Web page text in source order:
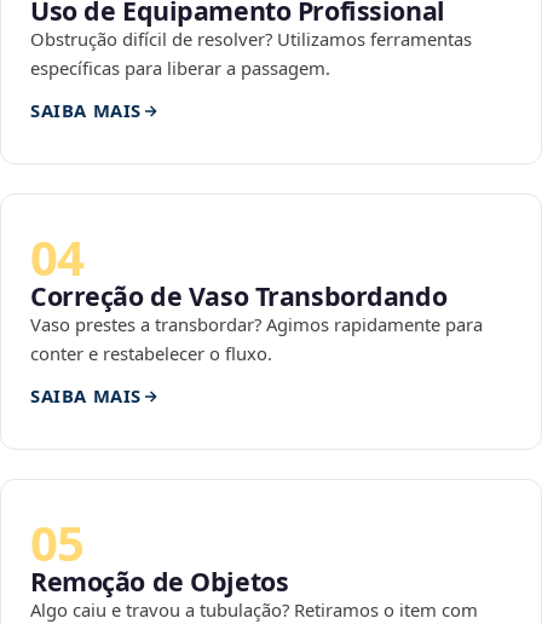
Uso de Equipamento Profissional
Obstrução difícil de resolver? Utilizamos ferramentas
específicas para liberar a passagem.
SAIBA MAIS
04
Correção de Vaso Transbordando
Vaso prestes a transbordar? Agimos rapidamente para
conter e restabelecer o fluxo.
SAIBA MAIS
05
Remoção de Objetos
Algo caiu e travou a tubulação? Retiramos o item com